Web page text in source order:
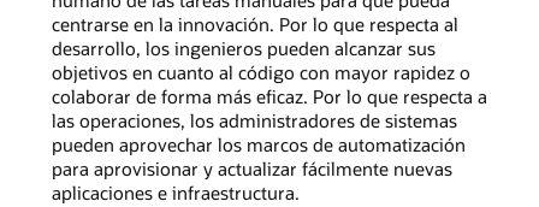
centrarse en la innovación. Por lo que respecta al
desarrollo, los ingenieros pueden alcanzar sus
objetivos en cuanto al código con mayor rapidez o
colaborar de forma más eficaz. Por lo que respecta a
las operaciones, los administradores de sistemas
pueden aprovechar los marcos de automatización
para aprovisionar y actualizar fácilmente nuevas
aplicaciones e infraestructura.